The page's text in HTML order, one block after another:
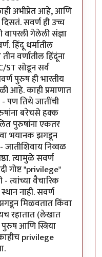
byवामन देशमुख
अभीप्रेत आहे, आणि
सवर्ण ही उच्च
वापरली गेलेली संज्ञा
हिंदू धर्मातील
तीन वर्णातील हिंदूंना
सोडून सर्व
पुरुष ही भारतीय
आहे. काही प्रमाणात
पण तिथे जातींची
बरेचसे हक्क
पुरुषांना एकतर
भयानक झगडून
जातीशिवाय निव्वळ
त्यामुळे सवर्ण
गोष्ट "privilege"
वैचारिक
नाही. सवर्ण
झगडून मिळवतात किंवा
रहातात (लेखात
आणि स्त्रिया
privilege